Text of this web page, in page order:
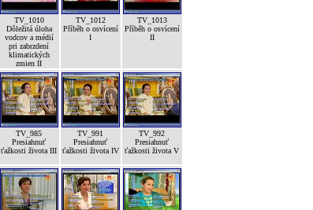
TV_1010
Dôležitá úloha
vodcov a médií
pri zabrzdení
klimatických
zmien II
TV_1012
Příběh o osvícení
I
TV_1013
Příběh o osvícení
II
TV_985
Presiahnuť
ťažkosti života III
TV_991
Presiahnuť
ťažkosti života IV
TV_992
Presiahnuť
ťažkosti života V